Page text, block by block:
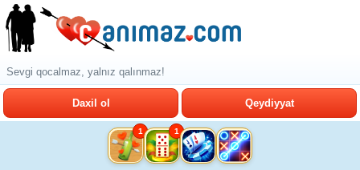
Sevgi qocalmaz, yalnız qalınmaz!
Daxil ol Qeydiyyat
1 1